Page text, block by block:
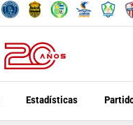
Estadísticas